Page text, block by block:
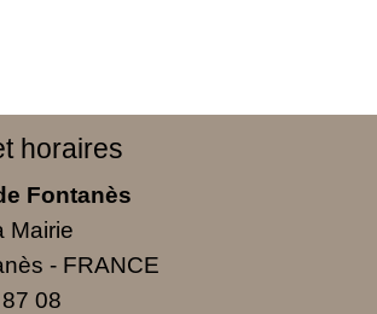
horaires
Fontanès
Mairie
- FRANCE
08